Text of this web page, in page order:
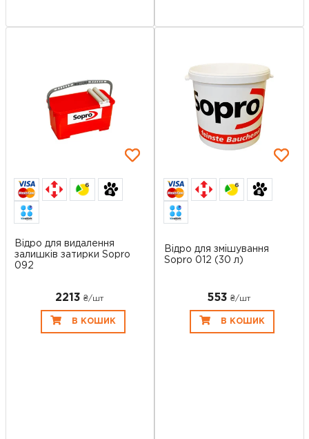
6
Відро для видалення
залишків затирки Sopro
092
2213 ₴/шт
В КОШИК
6
Відро для змішування
Sopro 012 (30 л)
553 ₴/шт
В КОШИК